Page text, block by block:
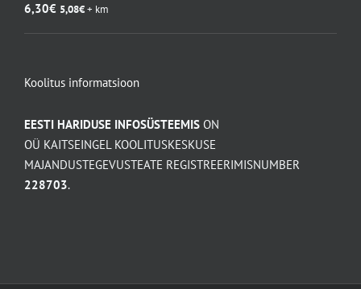
6,30€ 5,08€+ km
Koolitus informatsioon
EESTI HARIDUSE INFOSÜSTEEMIS ON
OÜ KAITSEINGEL KOOLITUSKESKUSE
MAJANDUSTEGEVUSTEATE REGISTREERIMISNUMBER
228703.